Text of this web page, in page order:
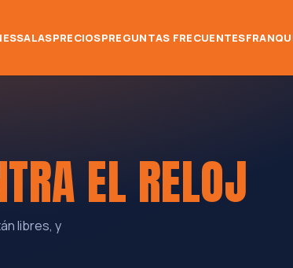
SALASPRECIOSPREGUNTAS FRECUENTES
ELRELOJ
libres, y